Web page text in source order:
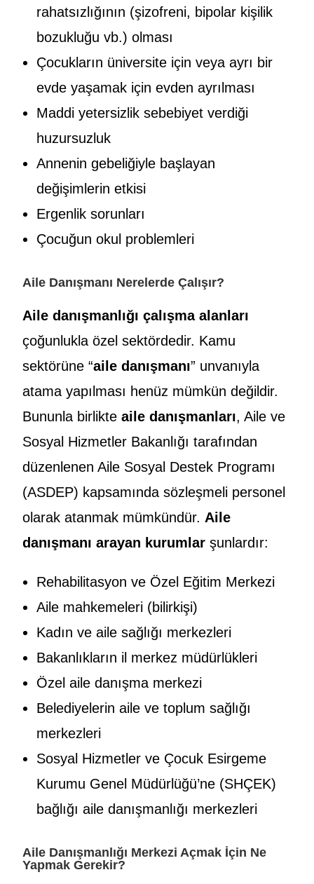
rahatsızlığının (şizofreni, bipolar kişilik
bozukluğu vb.) olması
Çocukların üniversite için veya ayrı bir
evde yaşamak için evden ayrılması
Maddi yetersizlik sebebiyet verdiği
huzursuzluk
Annenin gebeliğiyle başlayan
değişimlerin etkisi
Ergenlik sorunları
Çocuğun okul problemleri
Aile Danışmanı Nerelerde Çalışır?
Aile danışmanlığı çalışma alanları
çoğunlukla özel sektördedir. Kamu
sektörüne “aile danışmanı” unvanıyla
atama yapılması henüz mümkün değildir.
Bununla birlikteaile danışmanları, Aile ve
Sosyal Hizmetler Bakanlığı tarafından
düzenlenen Aile Sosyal Destek Programı
(ASDEP) kapsamında sözleşmeli personel
olarak atanmak mümkündür. Aile
danışmanı arayan kurumlar şunlardır:
Rehabilitasyon ve Özel Eğitim Merkezi
Aile mahkemeleri (bilirkişi)
Kadın ve aile sağlığı merkezleri
Bakanlıkların il merkez müdürlükleri
Özel aile danışma merkezi
Belediyelerin aile ve toplum sağlığı
merkezleri
Sosyal Hizmetler ve Çocuk Esirgeme
Kurumu Genel Müdürlüğü’ne (SHÇEK)
bağlığı aile danışmanlığı merkezleri
Aile Danışmanlığı Merkezi Açmak İçin Ne
Yapmak Gerekir?